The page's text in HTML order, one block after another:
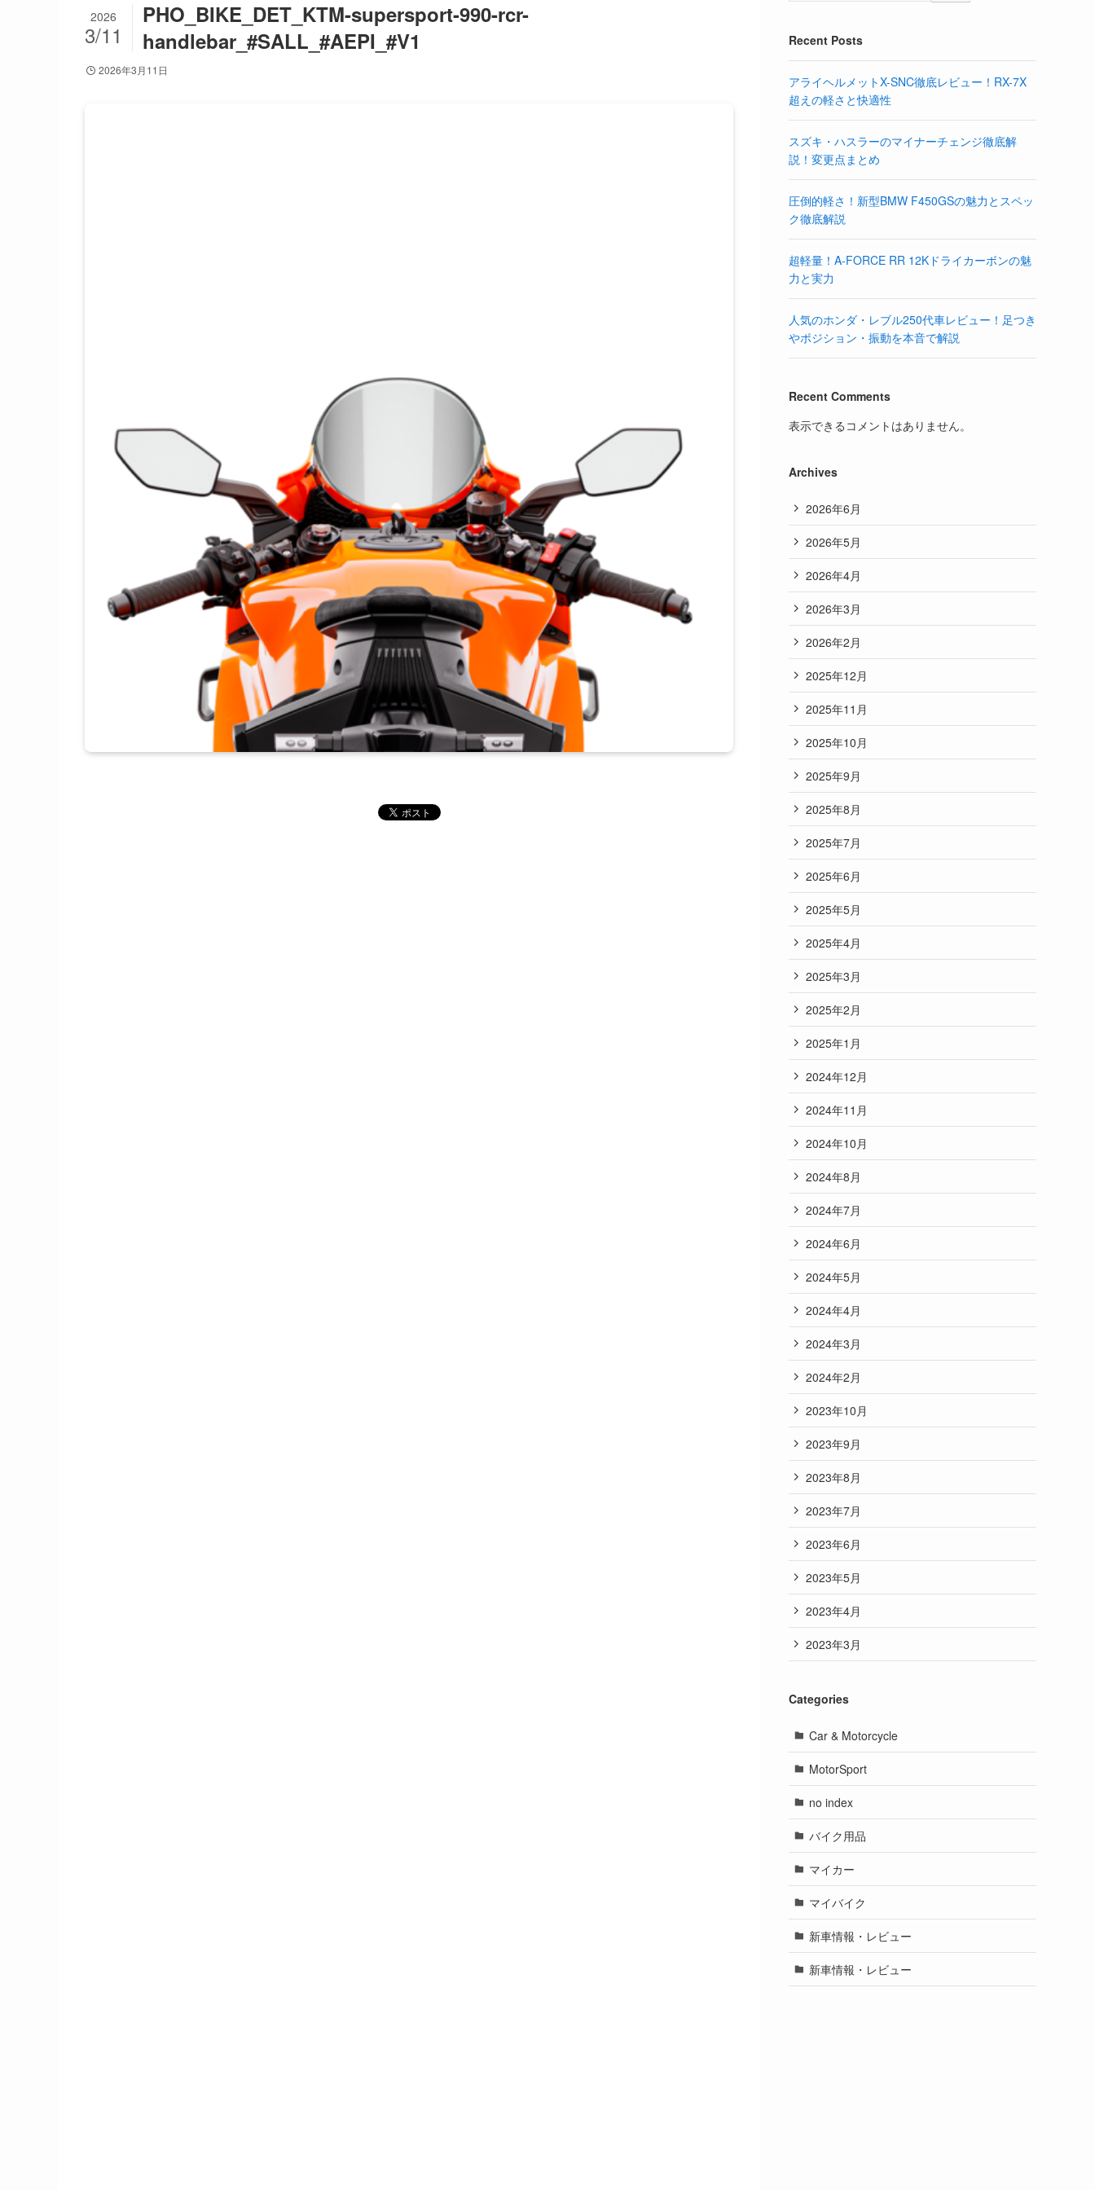
PHO_BIKE_DET_KTM-supersport-990-rcr-
handlebar_#SALL_#AEPI_#V1
2026
3/11
2026年3月11日
Recent Posts
アライヘルメットX-SNC徹底レビュー！RX-7X
超えの軽さと快適性
スズキ・ハスラーのマイナーチェンジ徹底解
説！変更点まとめ
圧倒的軽さ！新型BMW F450GSの魅力とスペッ
ク徹底解説
超軽量！A-FORCE RR 12Kドライカーボンの魅
力と実力
人気のホンダ・レブル250代車レビュー！足つき
やポジション・振動を本音で解説
Recent Comments
表示できるコメントはありません。
Archives
2026年6月
2026年5月
2026年4月
2026年3月
2026年2月
2025年12月
2025年11月
2025年10月
2025年9月
2025年8月
2025年7月
2025年6月
2025年5月
2025年4月
2025年3月
2025年2月
2025年1月
2024年12月
2024年11月
2024年10月
2024年8月
2024年7月
2024年6月
2024年5月
2024年4月
2024年3月
2024年2月
2023年10月
2023年9月
2023年8月
2023年7月
2023年6月
2023年5月
2023年4月
2023年3月
Categories
Car & Motorcycle
MotorSport
no index
バイク用品
マイカー
マイバイク
新車情報・レビュー
新車情報・レビュー